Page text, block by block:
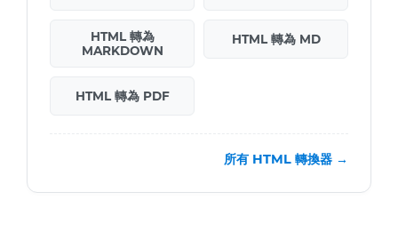
HTML 轉為
MARKDOWN
HTML 轉為 MD
HTML 轉為 PDF
所有 HTML 轉換器 →